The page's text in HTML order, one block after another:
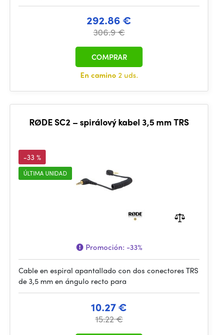
292.86 €
306.9 €
En camino 2 uds.
COMPRAR
RØDE SC2 – spirálový kabel 3,5 mm TRS
-33 %
ÚLTIMA UNIDAD
Promoción: -33%
Cable en espiral apantallado con dos conectores TRS
de 3,5 mm en ángulo recto para
10.27 €
15.22 €